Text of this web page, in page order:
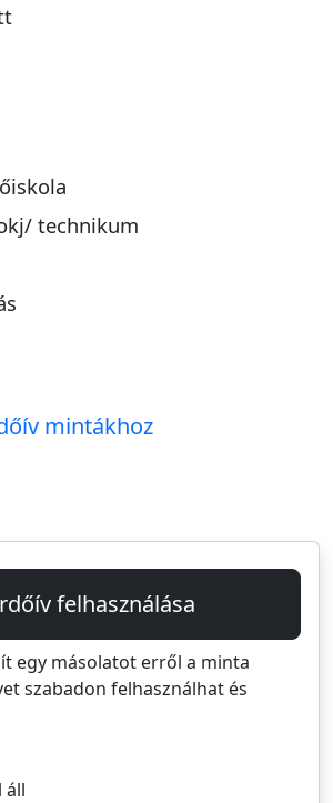
technikum
mintákhoz
felhasználása
egy másolatot erről a minta
szabadon felhasználhat és
áll